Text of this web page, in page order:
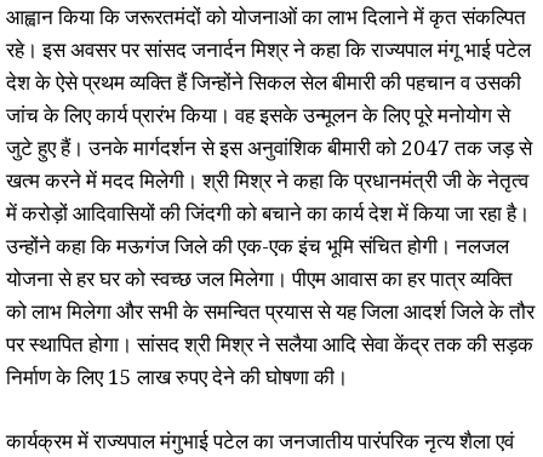
आह्वान किया कि जरूरतमंदों को योजनाओं का लाभ दिलाने में कृत संकल्पित
रहे। इस अवसर पर सांसद जनार्दन मिश्र ने कहा कि राज्यपाल मंगू भाई पटेल
देश के ऐसे प्रथम व्यक्ति हैं जिन्होंने सिकल सेल बीमारी की पहचान व उसकी
जांच के लिए कार्य प्रारंभ किया। वह इसके उन्मूलन के लिए पूरे मनोयोग से
जुटे हुए हैं। उनके मार्गदर्शन से इस अनुवांशिक बीमारी को 2047 तक जड़ से
खत्म करने में मदद मिलेगी। श्री मिश्र ने कहा कि प्रधानमंत्री जी के नेतृत्व
में करोड़ों आदिवासियों की जिंदगी को बचाने का कार्य देश में किया जा रहा है।
उन्होंने कहा कि मऊगंज जिले की एक-एक इंच भूमि संचित होगी। नलजल
योजना से हर घर को स्वच्छ जल मिलेगा। पीएम आवास का हर पात्र व्यक्ति
को लाभ मिलेगा और सभी के समन्वित प्रयास से यह जिला आदर्श जिले के तौर
पर स्थापित होगा। सांसद श्री मिश्र ने सलैया आदि सेवा केंद्र तक की सड़क
निर्माण के लिए 15 लाख रुपए देने की घोषणा की।
कार्यक्रम में राज्यपाल मंगुभाई पटेल का जनजातीय पारंपरिक नृत्य शैला एवं